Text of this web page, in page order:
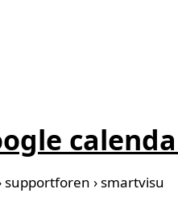
› smartvisu